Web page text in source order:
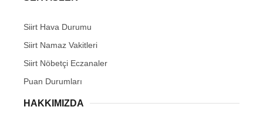
Siirt Hava Durumu
Siirt Namaz Vakitleri
Siirt Nöbetçi Eczanaler
Puan Durumları
HAKKIMIZDA